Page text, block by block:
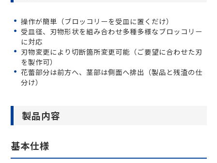
操作が簡単（ブロッコリーを受皿に置くだけ）
受皿径、刃物形状を組み合わせ多種多様なブロッコリー
に対応
刃物変更により切断箇所変更可能（ご要望に合わせた刃
を製作可）
花蕾部分は前方へ、茎部は側面へ排出（製品と残渣の仕
分け）
製品内容
基本仕様